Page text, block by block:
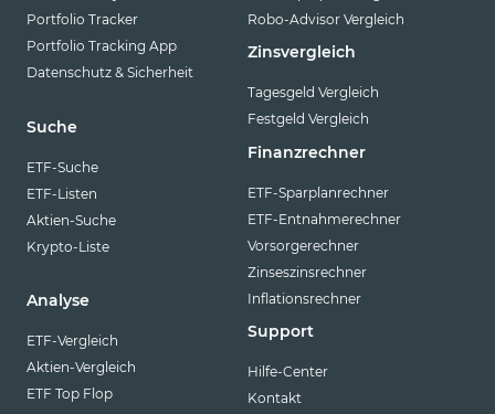
Portfolio Tracker
Portfolio Tracking App
Datenschutz & Sicherheit
Suche
ETF-Suche
ETF-Listen
Aktien-Suche
Krypto-Liste
Analyse
ETF-Vergleich
Aktien-Vergleich
ETF Top Flop
Robo-Advisor Vergleich
Zinsvergleich
Tagesgeld Vergleich
Festgeld Vergleich
Finanzrechner
ETF-Sparplanrechner
ETF-Entnahmerechner
Vorsorgerechner
Zinseszinsrechner
Inflationsrechner
Support
Hilfe-Center
Kontakt